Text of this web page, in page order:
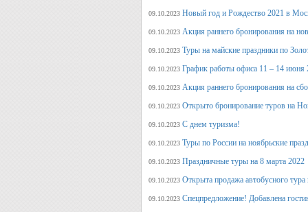
09.10.2023 Новый год и Рождество 2021 в
09.10.2023 Акция раннего бронирования на
09.10.2023 Туры на майские праздники по
09.10.2023 График работы офиса 11 – 14 июня
09.10.2023 Акция раннего бронирования на
09.10.2023 Открыто бронирование туров на
09.10.2023 С днем туризма!
09.10.2023 Туры по России на ноябрьские
09.10.2023 Праздничные туры на 8 марта 2022
09.10.2023 Открыта продажа автобусного
09.10.2023 Спецпредложение! Добавлена